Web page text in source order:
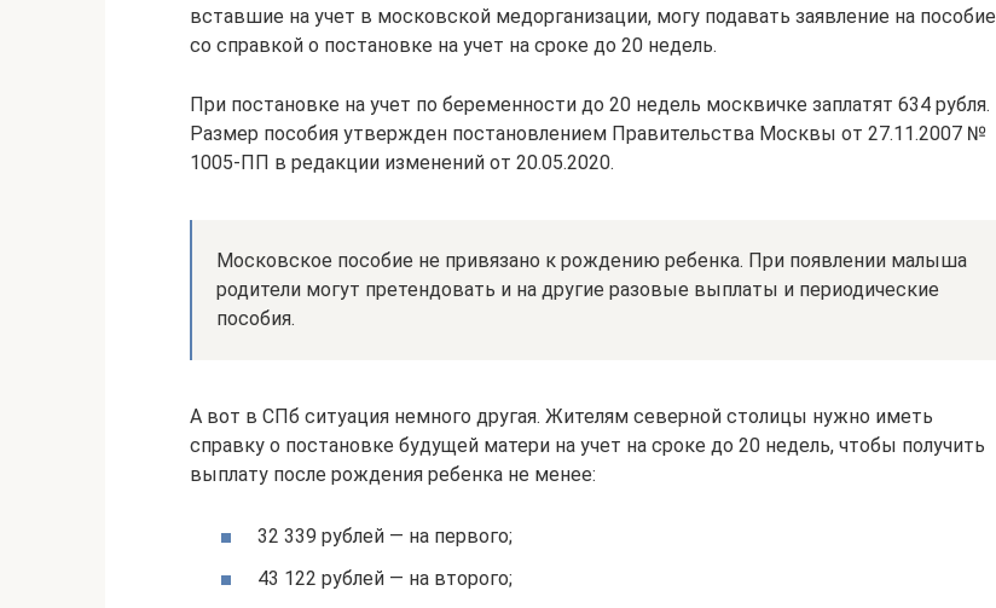
вставшие на учет в московской медорганизации, могу подавать заявление на пособие
со справкой о постановке на учет на сроке до 20 недель.
При постановке на учет по беременности до 20 недель москвичке заплатят 634 рубля.
Размер пособия утвержден постановлением Правительства Москвы от 27.11.2007 №
1005-ПП в редакции изменений от 20.05.2020.
Московское пособие не привязано к рождению ребенка. При появлении малыша
родители могут претендовать и на другие разовые выплаты и периодические
пособия.
А вот в СПб ситуация немного другая. Жителям северной столицы нужно иметь
справку о постановке будущей матери на учет на сроке до 20 недель, чтобы получить
выплату после рождения ребенка не менее:
32 339 рублей — на первого;
43 122 рублей — на второго;